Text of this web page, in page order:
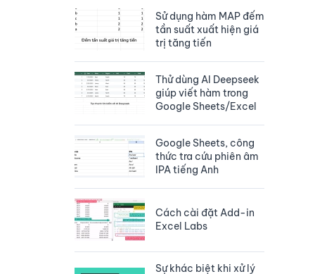
Sử dụng hàm MAP đếm
tần suất xuất hiện giá
trị tăng tiến
Thử dùng AI Deepseek
giúp viết hàm trong
Google Sheets/Excel
Google Sheets, công
thức tra cứu phiên âm
IPA tiếng Anh
Cách cài đặt Add-in
Excel Labs
Sự khác biệt khi xử lý